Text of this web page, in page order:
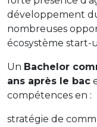
développement
nombreuses
écosystème start-
Un Bachelor
ans après le bac
compétences en :
stratégie de